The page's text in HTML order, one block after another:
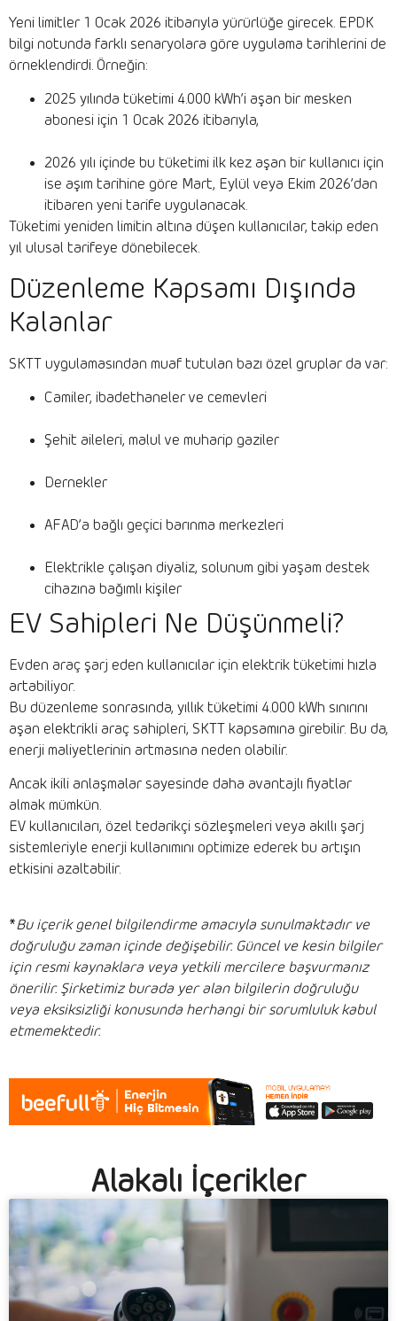
Yeni limitler 1 Ocak 2026 itibarıyla yürürlüğe girecek. EPDK
bilgi notunda farklı senaryolara göre uygulama tarihlerini de
örneklendirdi. Örneğin:
2025 yılında tüketimi 4.000 kWh’i aşan bir mesken
abonesi için 1 Ocak 2026 itibarıyla,
2026 yılı içinde bu tüketimi ilk kez aşan bir kullanıcı için
ise aşım tarihine göre Mart, Eylül veya Ekim 2026’dan
itibaren yeni tarife uygulanacak.
Tüketimi yeniden limitin altına düşen kullanıcılar, takip eden
yıl ulusal tarifeye dönebilecek.
Düzenleme Kapsamı Dışında
Kalanlar
SKTT uygulamasından muaf tutulan bazı özel gruplar da var:
Camiler, ibadethaneler ve cemevleri
Şehit aileleri, malul ve muharip gaziler
Dernekler
AFAD’a bağlı geçici barınma merkezleri
Elektrikle çalışan diyaliz, solunum gibi yaşam destek
cihazına bağımlı kişiler
EV Sahipleri Ne Düşünmeli?
Evden araç şarj eden kullanıcılar için elektrik tüketimi hızla
artabiliyor.
Bu düzenleme sonrasında, yıllık tüketimi 4.000 kWh sınırını
aşan elektrikli araç sahipleri, SKTT kapsamına girebilir. Bu da,
enerji maliyetlerinin artmasına neden olabilir.
Ancak ikili anlaşmalar sayesinde daha avantajlı fiyatlar
almak mümkün.
EV kullanıcıları, özel tedarikçi sözleşmeleri veya akıllı şarj
sistemleriyle enerji kullanımını optimize ederek bu artışın
etkisini azaltabilir.
*Bu içerik genel bilgilendirme amacıyla sunulmaktadır ve
doğruluğu zaman içinde değişebilir. Güncel ve kesin bilgiler
için resmi kaynaklara veya yetkili mercilere başvurmanız
önerilir. Şirketimiz burada yer alan bilgilerin doğruluğu
veya eksiksizliği konusunda herhangi bir sorumluluk kabul
etmemektedir.
Alakalı İçerikler